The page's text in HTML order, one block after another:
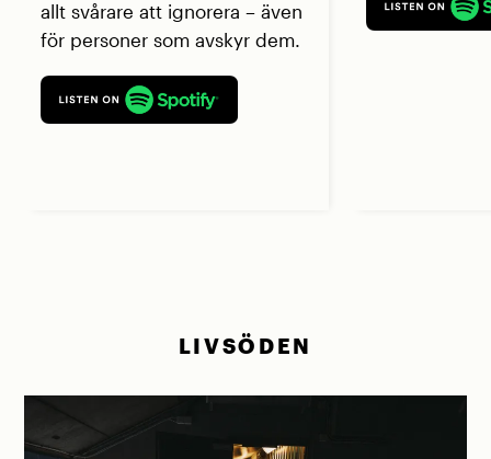
allt svårare att ignorera – även
för personer som avskyr dem.
LIVSÖDEN